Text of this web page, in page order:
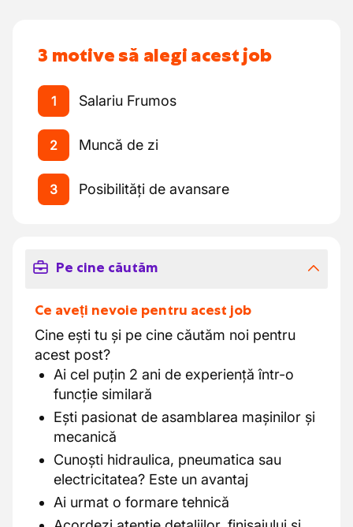
3 motive să alegi acest job
1 Salariu Frumos
2 Muncă de zi
3 Posibilități de avansare
Pe cine căutăm
Ce aveți nevoie pentru acest job
Cine ești tu și pe cine căutăm noi pentru
acest post?
Ai cel puțin 2 ani de experiență într-o
funcție similară
Ești pasionat de asamblarea mașinilor și
mecanică
Cunoști hidraulica, pneumatica sau
electricitatea? Este un avantaj
Ai urmat o formare tehnică